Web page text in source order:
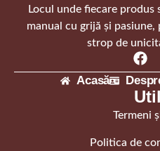
Locul unde fiecare produs
manual cu grijă și
strop de
Acasă
Termeni
Politica de